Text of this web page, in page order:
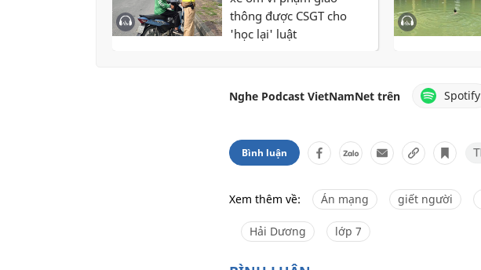
thông được CSGT cho
'học lại' luật
Nghe Podcast VietNamNet trên Spotify
Bình luận
Xem thêm về: Án mạng giết người
Hải Dương lớp 7